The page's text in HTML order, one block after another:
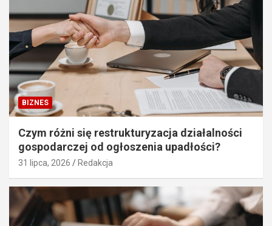
BIZNES
Czym różni się restrukturyzacja działalności
gospodarczej od ogłoszenia upadłości?
31 lipca, 2026 Redakcja